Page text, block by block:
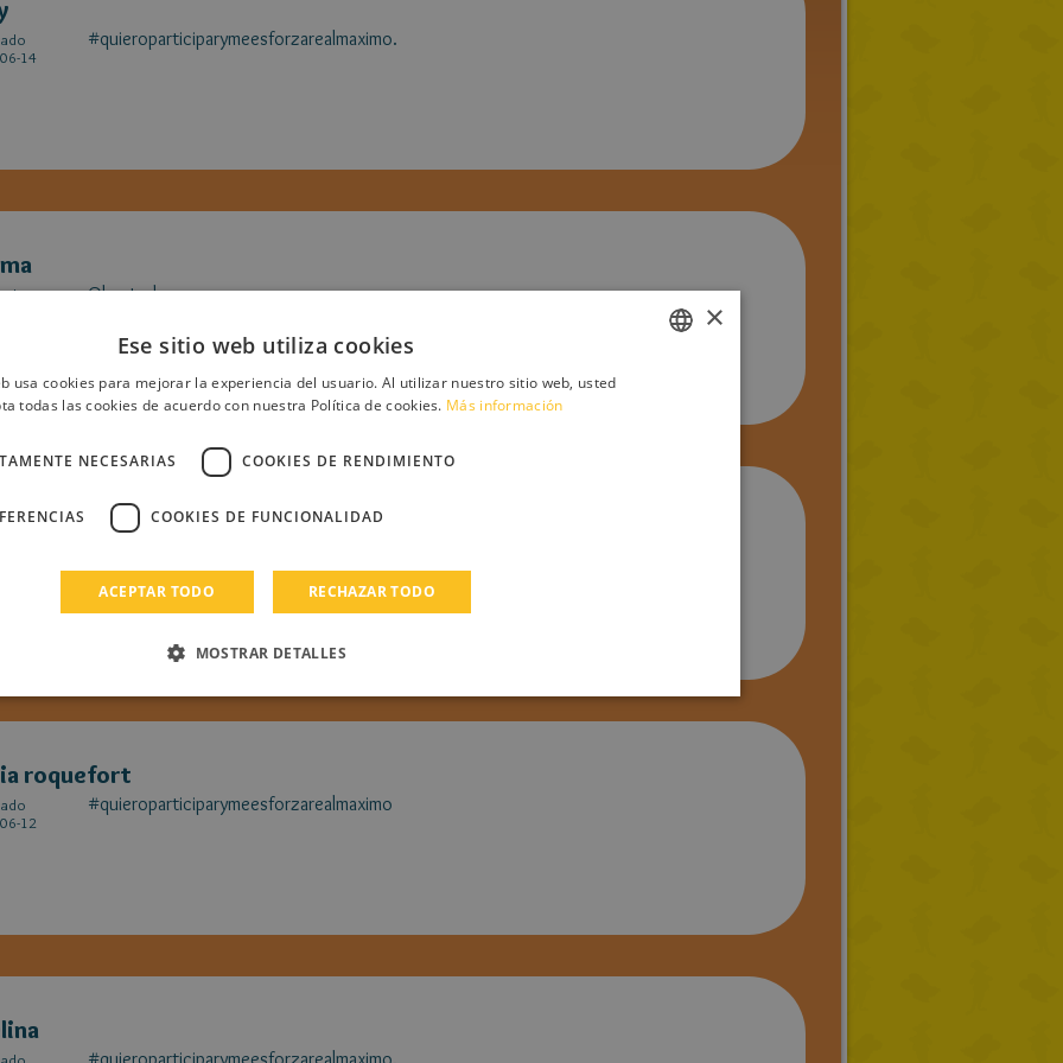
14
#quieroparticiparymeesforzarealmaximo.
Ok a todas
Ratonila
roquefort
12
#quieroparticiparymeesforzarealmaximo
TURKISH
×
Ese sitio web utiliza cookies
usa cookies para mejorar la experiencia del usuario. Al utilizar nuestro sitio web, usted
todas las cookies de acuerdo con nuestra Política de cookies. Más información
NECESARIAS COOKIES DE RENDIMIENTO
COOKIES DE FUNCIONALIDAD
ACEPTAR TODO RECHAZAR TODO
MOSTRAR DETALLES